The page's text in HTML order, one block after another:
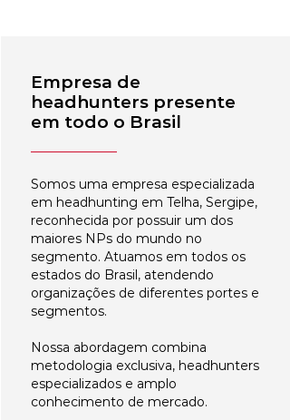
Empresa de
headhunters presente
em todo o Brasil
Somos uma empresa especializada
em headhunting em Telha, Sergipe,
reconhecida por possuir um dos
maiores NPs do mundo no
segmento. Atuamos em todos os
estados do Brasil, atendendo
organizações de diferentes portes e
segmentos.
Nossa abordagem combina
metodologia exclusiva, headhunters
especializados e amplo
conhecimento de mercado.